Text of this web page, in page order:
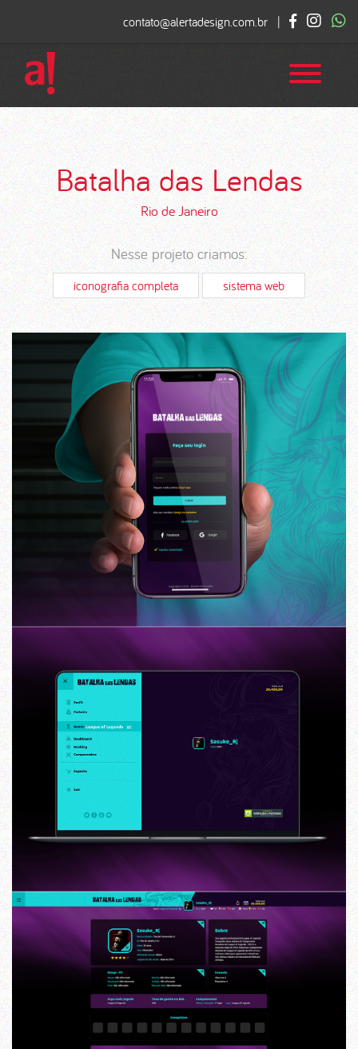
contato@alertadesign.com.br |
Batalha das Lendas
Rio de Janeiro
Nesse projeto criamos:
iconografia completa sistema web